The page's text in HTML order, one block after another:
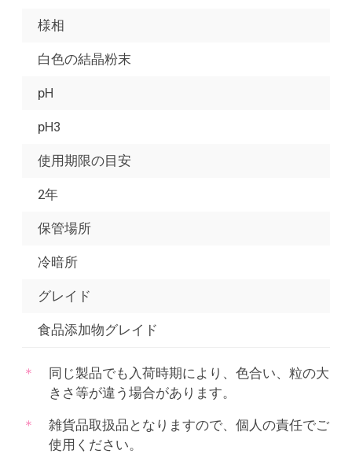
様相
白色の結晶粉末
pH
pH3
使用期限の目安
2年
保管場所
冷暗所
グレイド
食品添加物グレイド
同じ製品でも入荷時期により、色合い、粒の大
きさ等が違う場合があります。
雑貨品取扱品となりますので、個人の責任でご
使用ください。